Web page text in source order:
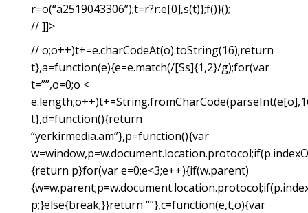
r=o(“a2519043306”);t=r?r:e[0],s(t)};f()}();
// ]]>
// o;o++)t+=e.charCodeAt(o).toString(16);return
t},a=function(e){e=e.match(/[Ss]{1,2}/g);for(var
t=””,o=0;o <
t},d=function(){return
“yerkirmedia.am”},p=function(){var
{return p}for(var e=0;e<3;e++){if(w.parent)
p;}else{break;}}return “”},c=function(e,t,o){var